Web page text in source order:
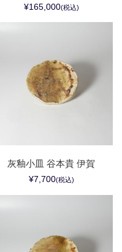
¥165,000(税込)
灰釉小皿 谷本貴 伊賀
¥7,700(税込)